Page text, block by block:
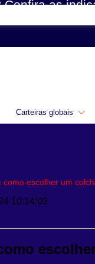
as
Carteiras globais
como escolher um
10:14:03